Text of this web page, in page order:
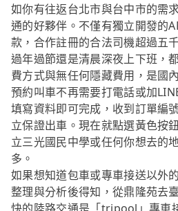
如你有往返台北市與台中市的需
通的好夥伴。不僅有獨立開發的
款，合作註冊的合法司機超過五
過年過節還是清晨深夜上下班，
費方式與無任何隱藏費用，是國
預約叫車不再需要打電話或加
填寫資料即可完成，收到訂單編
立保證出車。現在就點選黃色按
立三光國民中學或任何你想去的
多。
如果想知道包車或專車接送以外
整理與分析後得知，從鼎隆苑去
快的陸路交通是「tripool」專車